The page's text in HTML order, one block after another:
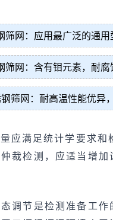
筛网：应用最广泛的通
筛网：含有钼元素，耐
筛网：耐高温性能优异
应满足统计学要求
裁检测，应适当增
调节是检测准备工